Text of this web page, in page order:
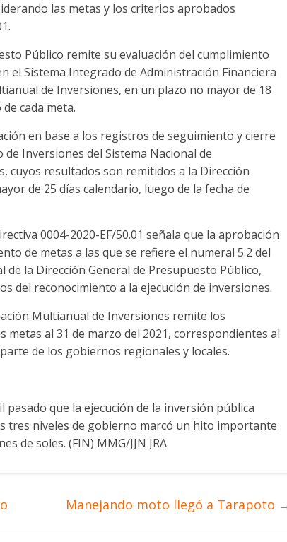
las metas y los criterios aprobados
Público remite su evaluación del cumplimiento
el Sistema Integrado de Administración Financiera
de Inversiones, en un plazo no mayor de 18
cada meta.
en base a los registros de seguimiento y cierre
Inversiones del Sistema Nacional de
cuyos resultados son remitidos a la Dirección
de 25 días calendario, luego de la fecha de
0004-2020-EF/50.01 señala que la aprobación
de metas a las que se refiere el numeral 5.2 del
la Dirección General de Presupuesto Público,
del reconocimiento a la ejecución de inversiones.
Multianual de Inversiones remite los
al 31 de marzo del 2021, correspondientes al
de los gobiernos regionales y locales.
que la ejecución de la inversión pública
tres niveles de gobierno marcó un hito importante
de soles. (FIN) MMG/JJN JRA
Manejando moto llegó a Tarapoto